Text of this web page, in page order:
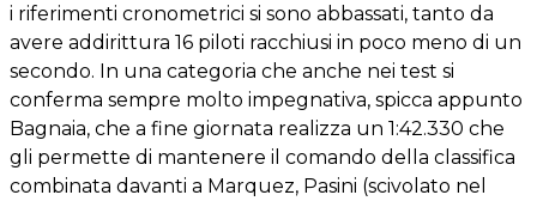
i riferimenti cronometrici si sono abbassati, tanto da
avere addirittura 16 piloti racchiusi in poco meno di un
secondo. In una categoria che anche nei test si
conferma sempre molto impegnativa, spicca appunto
Bagnaia, che a fine giornata realizza un 1:42.330 che
gli permette di mantenere il comando della classifica
combinata davanti a Marquez, Pasini (scivolato nel